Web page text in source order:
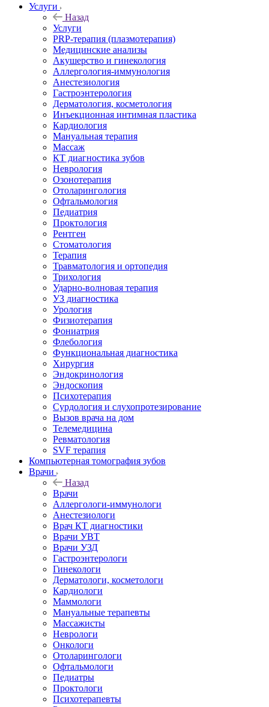
Услуги
Назад
Услуги
PRP-терапия (плазмотерапия)
Медицинские анализы
Акушерство и гинекология
Аллергология-иммунология
Анестезиология
Гастроэнтерология
Дерматология, косметология
Инъекционная интимная пластика
Кардиология
Мануальная терапия
Массаж
КТ диагностика зубов
Неврология
Озонотерапия
Отоларингология
Офтальмология
Педиатрия
Проктология
Рентген
Стоматология
Терапия
Травматология и ортопедия
Трихология
Ударно-волновая терапия
УЗ диагностика
Урология
Физиотерапия
Фониатрия
Флебология
Функциональная диагностика
Хирургия
Эндокринология
Эндоскопия
Психотерапия
Сурдология и слухопротезирование
Вызов врача на дом
Телемедицина
Ревматология
SVF терапия
Компьютерная томография зубов
Врачи
Назад
Врачи
Аллергологи-иммунологи
Анестезиологи
Врач КТ диагностики
Врачи УВТ
Врачи УЗД
Гастроэнтерологи
Гинекологи
Дерматологи, косметологи
Кардиологи
Маммологи
Мануальные терапевты
Массажисты
Неврологи
Онкологи
Отоларингологи
Офтальмологи
Педиатры
Проктологи
Психотерапевты